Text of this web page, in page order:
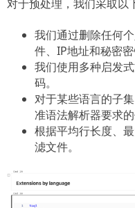
对于预处理，我们采取以
我们通过删除任何
件、IP地址和秘密密
我们使用多种启发
码。
对于某些语言的子
准语法解析器要求的
根据平均行长度、
滤文件。